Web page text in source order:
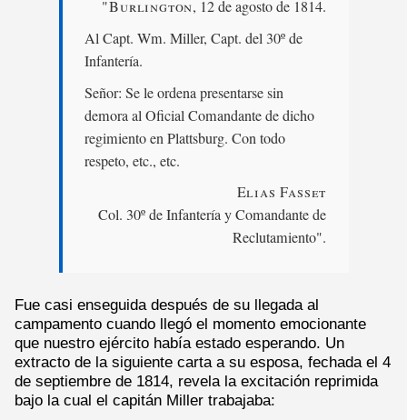
"Burlington, 12 de agosto de 1814.
Al Capt. Wm. Miller, Capt. del 30º de
Infantería.
Señor: Se le ordena presentarse sin
demora al Oficial Comandante de dicho
regimiento en Plattsburg. Con todo
respeto, etc., etc.
Elias Fasset
Col. 30º de Infantería y Comandante de
Reclutamiento".
Fue casi enseguida después de su llegada al
campamento cuando llegó el momento emocionante
que nuestro ejército había estado esperando. Un
extracto de la siguiente carta a su esposa, fechada el 4
de septiembre de 1814, revela la excitación reprimida
bajo la cual el capitán Miller trabajaba: